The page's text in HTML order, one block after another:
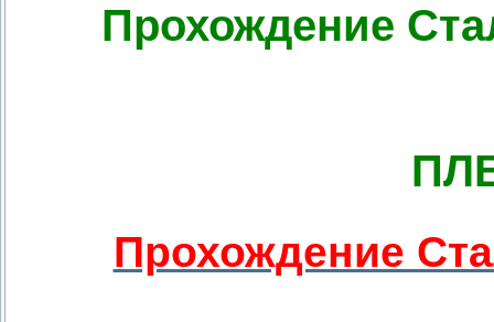
Прохождение
Прохождение